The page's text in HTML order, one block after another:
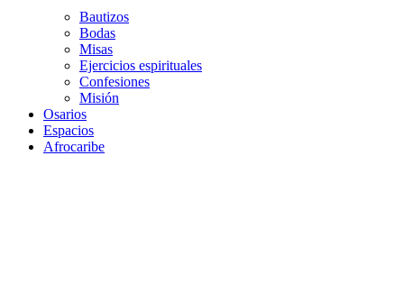
Bautizos
Bodas
Misas
Ejercicios espirituales
Confesiones
Misión
Osarios
Espacios
Afrocaribe